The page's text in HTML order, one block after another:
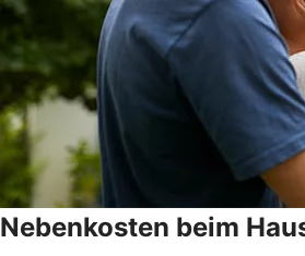
Nebenkosten beim